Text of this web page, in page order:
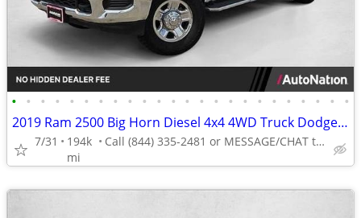
• • • • • • • • • • • • • • • • • • • • • • • •
2019 Ram 2500 Big Horn Diesel 4x4 4WD Truck Dodge Crew cab AUTONATION
7/31
194k
mi
Call (844) 335-2481 or MESSAGE/CHAT to confirm availability